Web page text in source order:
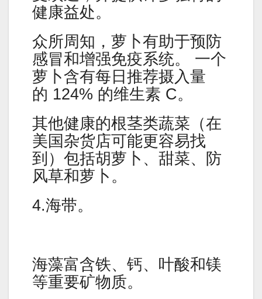
健康益处。
众所周知，萝卜有助于预防
感冒和增强免疫系统。 一个
萝卜含有每日推荐摄入量
的 124% 的维生素 C。
其他健康的根茎类蔬菜（在
美国杂货店可能更容易找
到）包括胡萝卜、甜菜、防
风草和萝卜。
4.海带。
海藻富含铁、钙、叶酸和镁
等重要矿物质。